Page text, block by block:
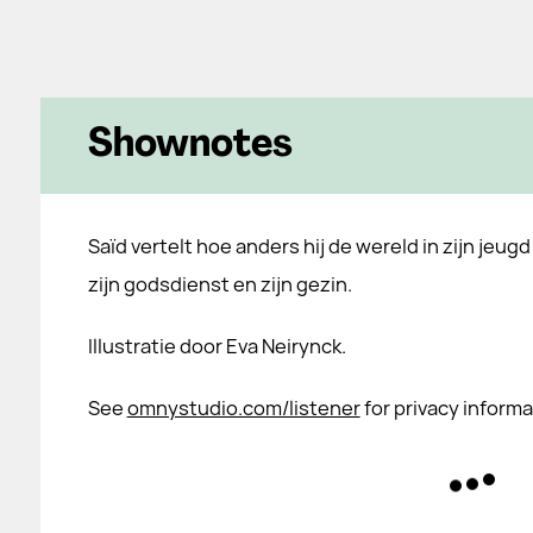
Shownotes
Saïd vertelt hoe anders hij de wereld in zijn
zijn godsdienst en zijn gezin.
Illustratie door Eva Neirynck.
Seeomnystudio.com/listenerfor privacy